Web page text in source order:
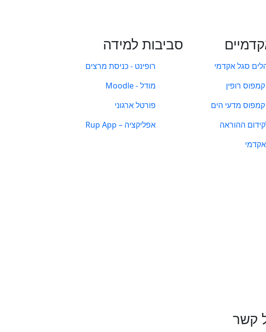
סגל אקדמי
רופין
מדעי הים
ההוראה
סביבות למידה
רופינט - כניסת מרצים
מודל - Moodle
פורטל ארגוני
אפליקציה – Rup App
קשר